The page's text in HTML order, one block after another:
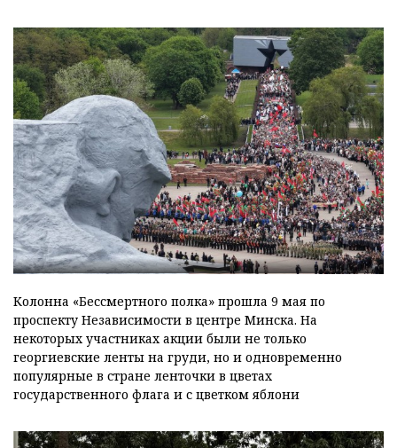
Колонна «Бессмертного полка» прошла 9 мая по
проспекту Независимости в центре Минска. На
некоторых участниках акции были не только
георгиевские ленты на груди, но и одновременно
популярные в стране ленточки в цветах
государственного флага и с цветком яблони